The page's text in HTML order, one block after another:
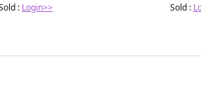
: Login>> Sold :